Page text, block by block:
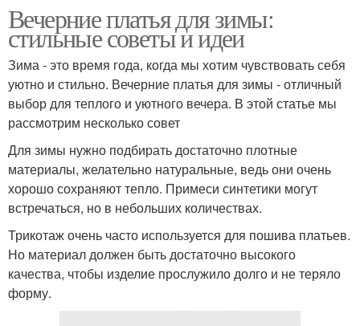
Вечерние платья для зимы:
стильные советы и идеи
Зима - это время года, когда мы хотим чувствовать себя
уютно и стильно. Вечерние платья для зимы - отличный
выбор для теплого и уютного вечера. В этой статье мы
рассмотрим несколько совет
Для зимы нужно подбирать достаточно плотные
материалы, желательно натуральные, ведь они очень
хорошо сохраняют тепло. Примеси синтетики могут
встречаться, но в небольших количествах.
Трикотаж очень часто используется для пошива платьев.
Но материал должен быть достаточно высокого
качества, чтобы изделие прослужило долго и не теряло
форму.